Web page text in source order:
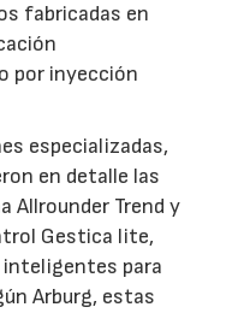
fabricadas en
por inyección
especializadas,
en detalle las
Allrounder Trend y
Gestica lite,
para
Arburg, estas